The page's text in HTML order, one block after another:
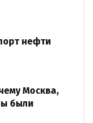
нефти
Москва,
были